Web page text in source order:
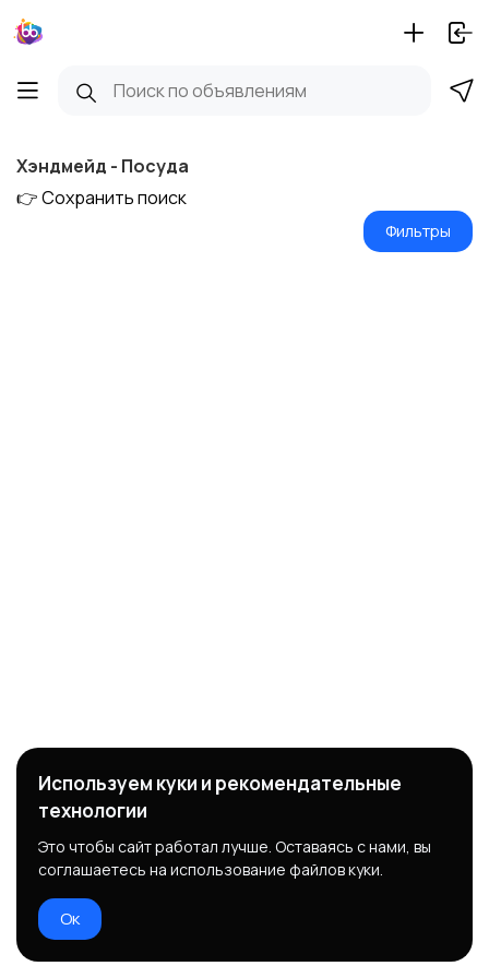
Хэндмейд - Посуда
👉 Сохранить поиск
Фильтры
Используем куки и рекомендательные
технологии
Это чтобы сайт работал лучше. Оставаясь с нами, вы
соглашаетесь на использование файлов куки.
Ок